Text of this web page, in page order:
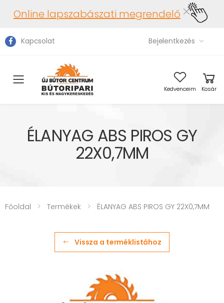
Online lapszabászati megrendelő
Kapcsolat Bejelentkezés
Toggle mobile menu Kedvenceim Kosár
ÉLANYAG ABS PIROS GY
22X0,7MM
Főoldal Termékek ÉLANYAG ABS PIROS GY 22X0,7MM
Vissza a terméklistához